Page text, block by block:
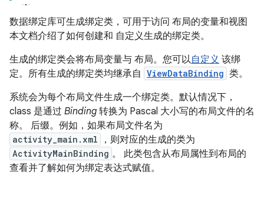
数据绑定库可生成绑定类，可用于访问 布局的变量和视图
本文档介绍了如何创建和 自定义生成的绑定类。
生成的绑定类会将布局变量与 布局。您可以自定义 该绑
定。所有生成的绑定类均继承自 ViewDataBinding 类。
系统会为每个布局文件生成一个绑定类。默认情况下，
class 是通过 Binding 转换为 Pascal 大小写的布局文件的名
称。 后缀。例如，如果布局文件名为
activity_main.xml ，则对应的生成的类为
ActivityMainBinding 。 此类包含从布局属性到布局的
查看并了解如何为绑定表达式赋值。